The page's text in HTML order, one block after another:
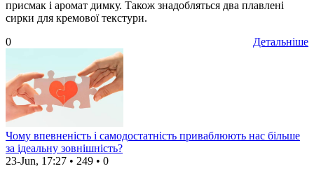
присмак і аромат димку. Також знадобляться два плавлені
сирки для кремової текстури.
Детальніше
0
Чому впевненість і самодостатність приваблюють нас більше
за ідеальну зовнішність?
23-Jun, 17:27 • 249 • 0